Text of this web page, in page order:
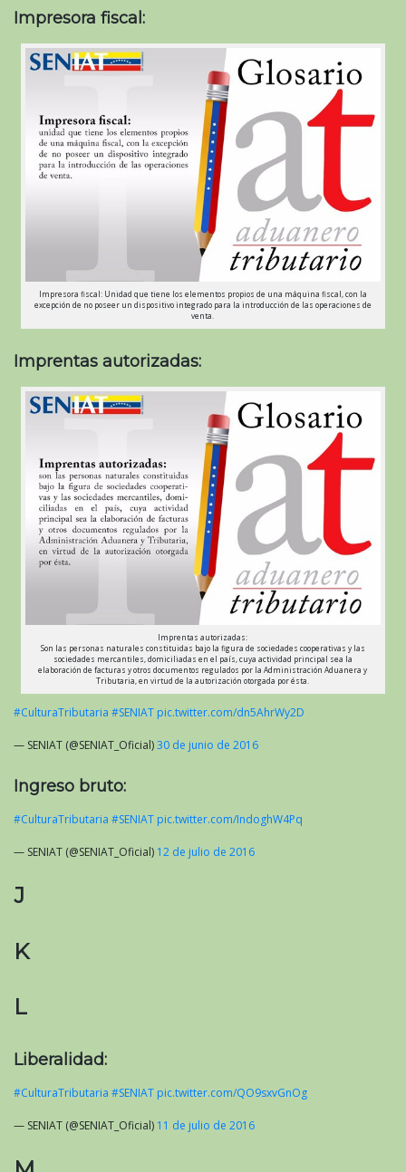
Impresora fiscal:
Impresora fiscal: Unidad que tiene los elementos propios de una máquina fiscal, con la
excepción de no poseer un dispositivo integrado para la introducción de las operaciones de
venta.
Imprentas autorizadas:
Imprentas autorizadas:
Son las personas naturales constituidas bajo la figura de sociedades cooperativas y las
sociedades mercantiles, domiciliadas en el país, cuya actividad principal sea la
elaboración de facturas y otros documentos regulados por la Administración Aduanera y
Tributaria, en virtud de la autorización otorgada por ésta.
#CulturaTributaria #SENIAT pic.twitter.com/dn5AhrWy2D
— SENIAT (@SENIAT_Oficial)30 de junio de 2016
Ingreso bruto:
#CulturaTributaria #SENIAT pic.twitter.com/IndoghW4Pq
— SENIAT (@SENIAT_Oficial) 12 de julio de 2016
J
K
L
Liberalidad:
#CulturaTributaria #SENIAT pic.twitter.com/QO9sxvGnOg
— SENIAT (@SENIAT_Oficial) 11 de julio de 2016